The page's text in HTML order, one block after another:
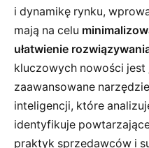
i dynamikę rynku,
mają na celu
ułatwienie
kluczowych nowości jest
zaawansowane
inteligencji, które
identyfikuje
praktyk sprzedawców i